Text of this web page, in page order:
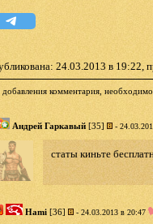
24.03.2013 в 19:22,
добавления комментария, необходимо
Андрей Гаркавый [35] -
статы киньте
Hami [36] - 24.03.2013 в 20:47